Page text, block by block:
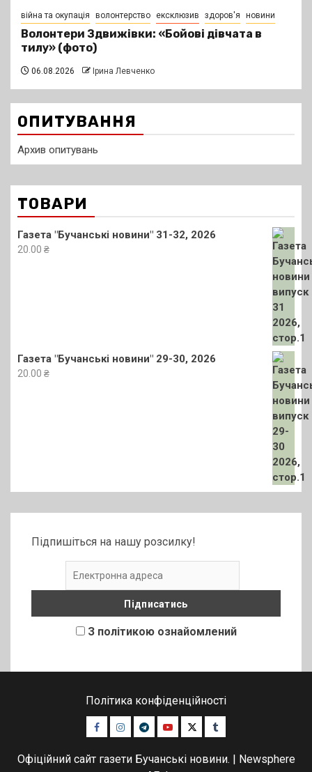
війна та окупація волонтерство ексклюзив здоров'я новини
Волонтери Здвижівки: «Бойові дівчата в
тилу» (фото)
06.08.2026 Ірина Левченко
ОПИТУВАННЯ
Архив опитувань
ТОВАРИ
Газета "Бучанські новини" 31-32, 2026
20.00 ₴
Газета "Бучанські новини" 29-30, 2026
20.00 ₴
Підпишіться на нашу розсилку!
З політикою ознайомлений
Політика конфіденційності
Facebook
Instagram
TelegramYoutubeTwitterTumblr
Офіційний сайт газети Бучанські новини. | Newsphere